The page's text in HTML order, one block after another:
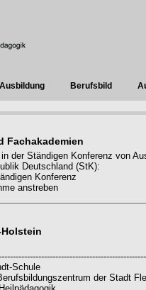
Ausbildung Berufsbild
Fachakademien
der Ständigen Konferenz von
Deutschland (StK):
Konferenz
anstreben
Schule
der Stadt